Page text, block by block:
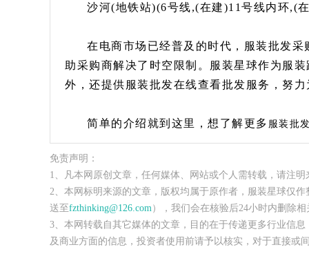
沙河(地铁站)(6号线,(在建)11号线内环,(
在电商市场已经普及的时代，服装批发
助采购商解决了时空限制。服装星球作为服
外，还提供服装批发在线查看批发服务，努
简单的介绍就到这里，想了解更多 服装批
免责声明：
1、凡本网原创文章，任何媒体、网站或个人需转载，请注明
2、本网标明来源的文章，版权均属于原作者，服装星球仅
送至fzthinking@126.com），我们会在核验后24小时内删除
3、本网转载自其它媒体的文章，目的在于传递更多行业信
及商业方面的信息，投资者使用前请予以核实，对于直接或